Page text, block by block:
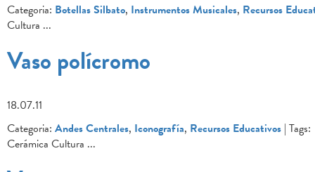
Categoria: Botellas Silbato, Instrumentos Musicales, Recursos
Cultura ...
Vaso polícromo
18.07.11
Categoria: Andes Centrales, Iconografía, Recursos Educativos | Tags:
Cerámica Cultura ...